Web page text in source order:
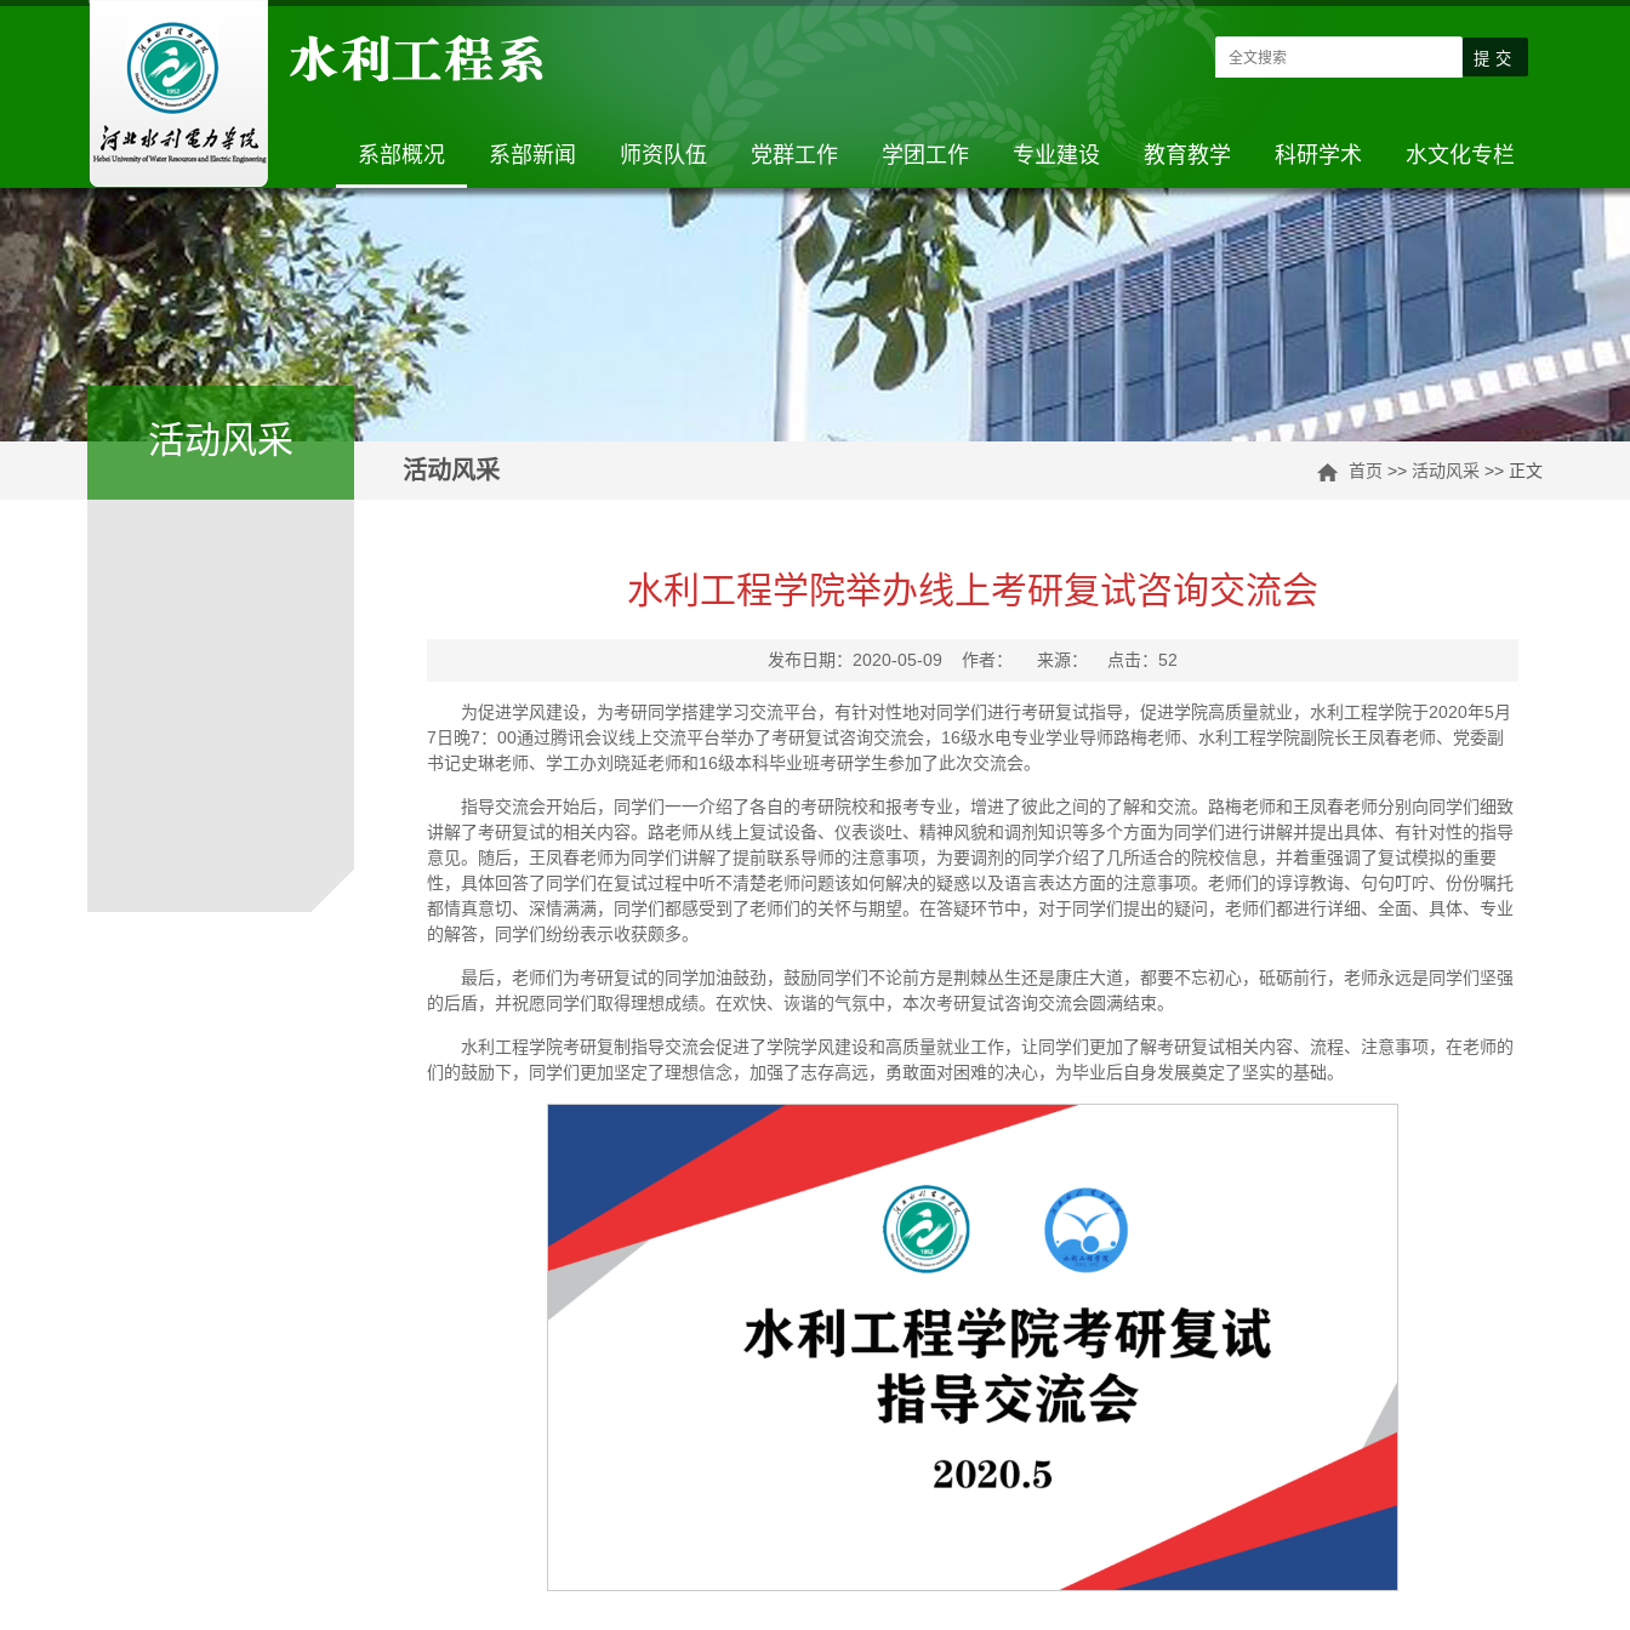
系部概况 系部新闻 师资队伍 党群工作 学团工作 专业建设 教育教学 科研学术 水文化专栏
活动风采
活动风采 首页 >> 活动风采 >> 正文
水利工程学院举办线上考研复试咨询交流会
发布日期：2020-05-09 作者： 来源： 点击： 52
为促进学风建设，为考研同学搭建学习交流平台，有针对性地对同学们进行考研复试指导，促进学院高质量就业，水利工程学院于2020年5月
7日晚7：00通过腾讯会议线上交流平台举办了考研复试咨询交流会，16级水电专业学业导师路梅老师、水利工程学院副院长王凤春老师、党委副
书记史琳老师、学工办刘晓延老师和16级本科毕业班考研学生参加了此次交流会。
指导交流会开始后，同学们一一介绍了各自的考研院校和报考专业，增进了彼此之间的了解和交流。路梅老师和王凤春老师分别向同学们细致
讲解了考研复试的相关内容。路老师从线上复试设备、仪表谈吐、精神风貌和调剂知识等多个方面为同学们进行讲解并提出具体、有针对性的指导
意见。随后，王凤春老师为同学们讲解了提前联系导师的注意事项，为要调剂的同学介绍了几所适合的院校信息，并着重强调了复试模拟的重要
性，具体回答了同学们在复试过程中听不清楚老师问题该如何解决的疑惑以及语言表达方面的注意事项。老师们的谆谆教诲、句句叮咛、份份嘱托
都情真意切、深情满满，同学们都感受到了老师们的关怀与期望。在答疑环节中，对于同学们提出的疑问，老师们都进行详细、全面、具体、专业
的解答，同学们纷纷表示收获颇多。
最后，老师们为考研复试的同学加油鼓劲，鼓励同学们不论前方是荆棘丛生还是康庄大道，都要不忘初心，砥砺前行，老师永远是同学们坚强
的后盾，并祝愿同学们取得理想成绩。在欢快、诙谐的气氛中，本次考研复试咨询交流会圆满结束。
水利工程学院考研复制指导交流会促进了学院学风建设和高质量就业工作，让同学们更加了解考研复试相关内容、流程、注意事项，在老师的
们的鼓励下，同学们更加坚定了理想信念，加强了志存高远，勇敢面对困难的决心，为毕业后自身发展奠定了坚实的基础。